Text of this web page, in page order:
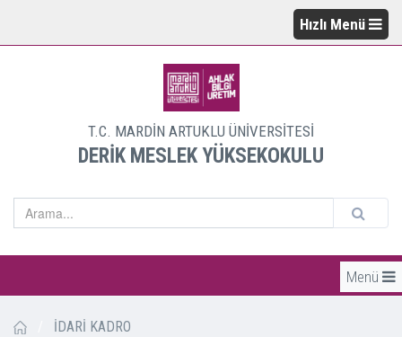
Hızlı Menü
T.C. MARDİN ARTUKLU ÜNİVERSİTESİ
DERİK MESLEK YÜKSEKOKULU
Menü
İDARİ KADRO